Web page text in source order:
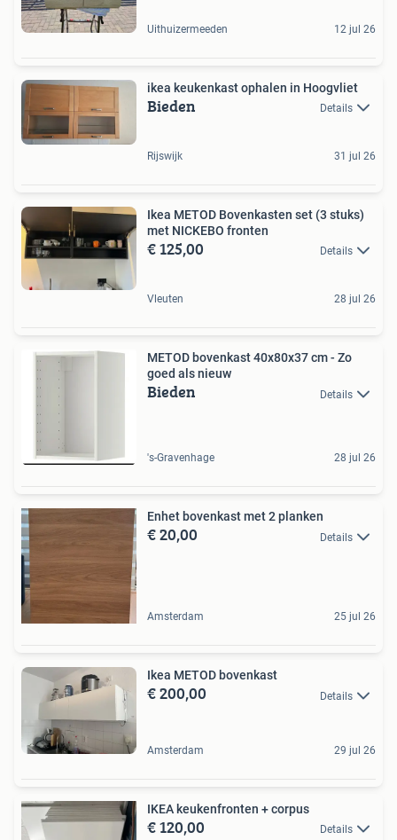
Uithuizermeeden 12 jul 26
ikea keukenkast ophalen in Hoogvliet
Bieden Details
Rijswijk 31 jul 26
Ikea METOD Bovenkasten set (3 stuks)
met NICKEBO fronten
€ 125,00 Details
Vleuten 28 jul 26
METOD bovenkast 40x80x37 cm - Zo
goed als nieuw
Bieden Details
's-Gravenhage 28 jul 26
Enhet bovenkast met 2 planken
€ 20,00 Details
Amsterdam 25 jul 26
Ikea METOD bovenkast
€ 200,00 Details
Amsterdam 29 jul 26
IKEA keukenfronten + corpus
€ 120,00 Details